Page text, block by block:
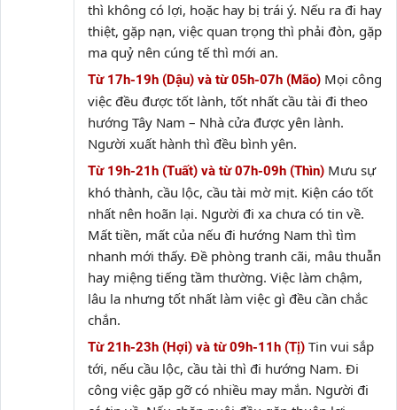
thì không có lợi, hoặc hay bị trái ý. Nếu ra đi hay
thiệt, gặp nạn, việc quan trọng thì phải đòn, gặp
ma quỷ nên cúng tế thì mới an.
Từ 17h-19h (Dậu) và từ 05h-07h (Mão) Mọi công
việc đều được tốt lành, tốt nhất cầu tài đi theo
hướng Tây Nam – Nhà cửa được yên lành.
Người xuất hành thì đều bình yên.
Từ 19h-21h (Tuất) và từ 07h-09h (Thìn) Mưu sự
khó thành, cầu lộc, cầu tài mờ mịt. Kiện cáo tốt
nhất nên hoãn lại. Người đi xa chưa có tin về.
Mất tiền, mất của nếu đi hướng Nam thì tìm
nhanh mới thấy. Đề phòng tranh cãi, mâu thuẫn
hay miệng tiếng tầm thường. Việc làm chậm,
lâu la nhưng tốt nhất làm việc gì đều cần chắc
chắn.
Từ 21h-23h (Hợi) và từ 09h-11h (Tị) Tin vui sắp
tới, nếu cầu lộc, cầu tài thì đi hướng Nam. Đi
công việc gặp gỡ có nhiều may mắn. Người đi